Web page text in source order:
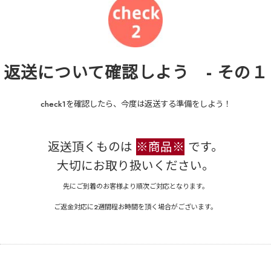
返送について確認しよう - その１
check1を確認したら、今度は返送する準備をしよう！
返送頂くものは ※商品※ です。
大切にお取り扱いください。
先にご到着のお客様より順次ご対応となります。
ご返金対応に2週間程お時間を頂く場合がございます。